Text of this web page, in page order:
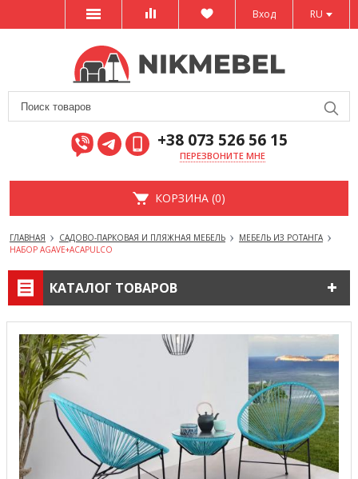
RU
Вход
+38 073 526 56 15
ПЕРЕЗВОНИТЕ МНЕ
КОРЗИНА (0)
ГЛАВНАЯ САДОВО-ПАРКОВАЯ И ПЛЯЖНАЯ МЕБЕЛЬ
МЕБЕЛЬ ИЗ РОТАНГА
НАБОР AGAVE+ACAPULCO
КАТАЛОГ ТОВАРОВ